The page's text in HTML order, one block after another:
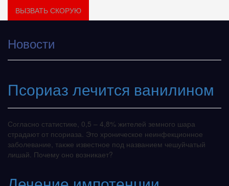
ВЫЗВАТЬ СКОРУЮ
Новости
Псориаз лечится ванилином
Согласно статистике, 0,5 – 4,8% жителей земного шара
страдают от псориаза. Это хроническое неинфекционное
заболевание, также известное под названием чешуйчатый
лишай. Почему оно возникает?